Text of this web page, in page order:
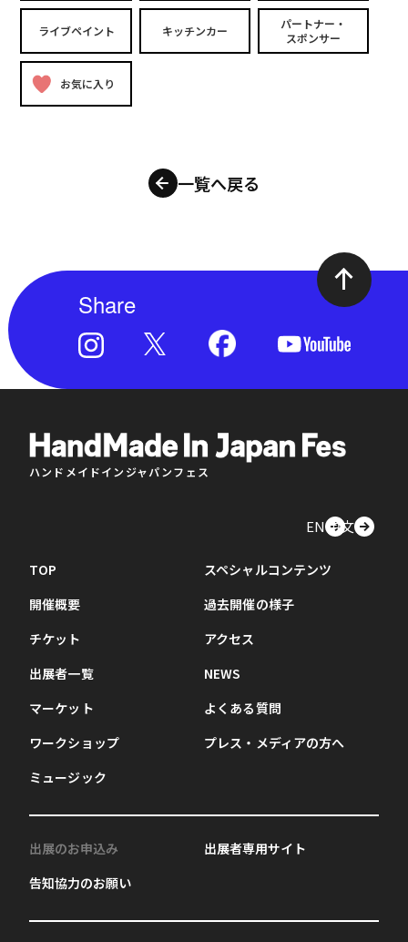
ライブペイント キッチンカー
パートナー・
スポンサー
お気に入り
一覧へ戻る
Share
ハンドメイドインジャパンフェス
EN中文
TOP
開催概要
チケット
出展者一覧
マーケット
ワークショップ
ミュージック
スペシャルコンテンツ
過去開催の様子
アクセス
NEWS
よくある質問
プレス・メディアの方へ
出展のお申込み
告知協力のお願い
出展者専用サイト